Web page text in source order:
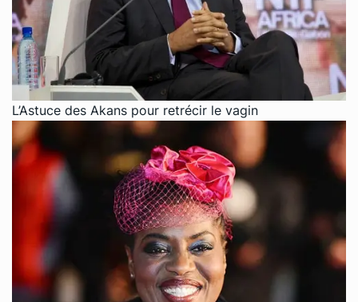
L’Astuce des Akans pour retrécir le vagin